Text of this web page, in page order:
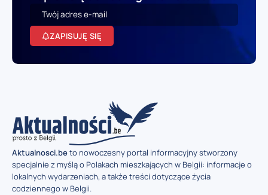
ZAPISUJĘ SIĘ
Aktualnosci.beto nowoczesny portal informacyjny stworzony
specjalnie z myślą o Polakach mieszkających w Belgii: informacje o
lokalnych wydarzeniach, a także treści dotyczące życia
codziennego w Belgii.